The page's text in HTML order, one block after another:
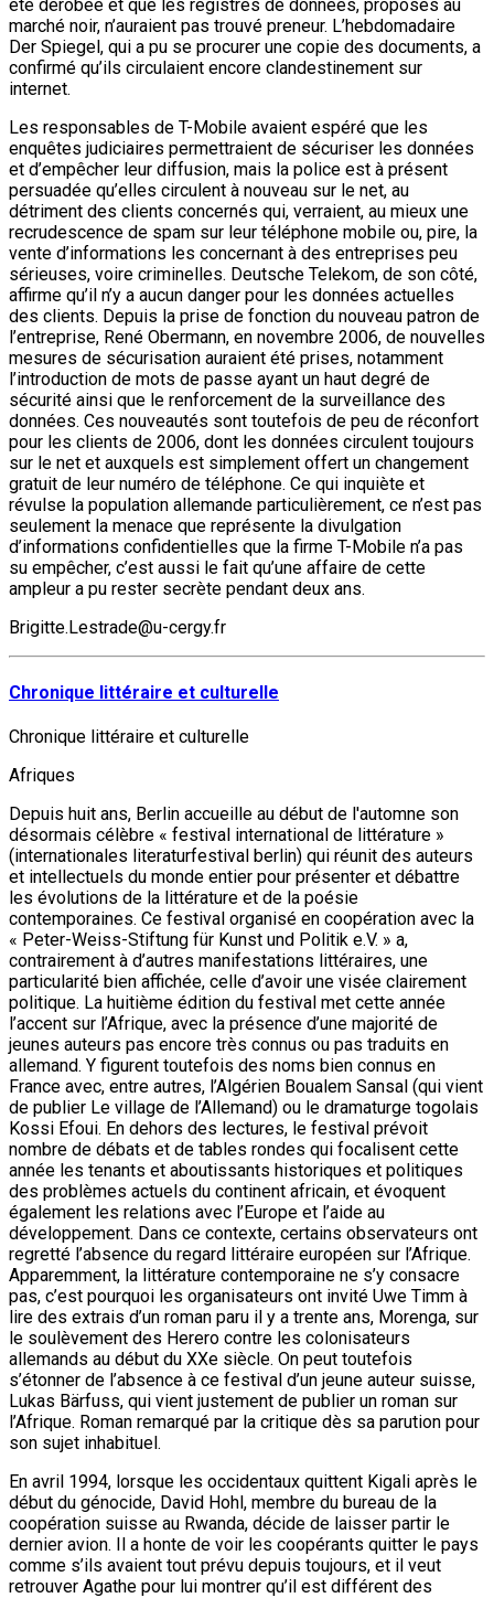
été dérobée et que les registres de données, proposés au
marché noir, n’auraient pas trouvé preneur. L’hebdomadaire
Der Spiegel, qui a pu se procurer une copie des documents, a
confirmé qu’ils circulaient encore clandestinement sur
internet.
Les responsables de T-Mobile avaient espéré que les
enquêtes judiciaires permettraient de sécuriser les données
et d’empêcher leur diffusion, mais la police est à présent
persuadée qu’elles circulent à nouveau sur le net, au
détriment des clients concernés qui, verraient, au mieux une
recrudescence de spam sur leur téléphone mobile ou, pire, la
vente d’informations les concernant à des entreprises peu
sérieuses, voire criminelles. Deutsche Telekom, de son côté,
affirme qu’il n’y a aucun danger pour les données actuelles
des clients. Depuis la prise de fonction du nouveau patron de
l’entreprise, René Obermann, en novembre 2006, de nouvelles
mesures de sécurisation auraient été prises, notamment
l’introduction de mots de passe ayant un haut degré de
sécurité ainsi que le renforcement de la surveillance des
données. Ces nouveautés sont toutefois de peu de réconfort
pour les clients de 2006, dont les données circulent toujours
sur le net et auxquels est simplement offert un changement
gratuit de leur numéro de téléphone. Ce qui inquiète et
révulse la population allemande particulièrement, ce n’est pas
seulement la menace que représente la divulgation
d’informations confidentielles que la firme T-Mobile n’a pas
su empêcher, c’est aussi le fait qu’une affaire de cette
ampleur a pu rester secrète pendant deux ans.
Brigitte.Lestrade@u-cergy.fr
Chronique littéraire et culturelle
Chronique littéraire et culturelle
Afriques
Depuis huit ans, Berlin accueille au début de l'automne son
désormais célèbre « festival international de littérature »
(internationales literaturfestival berlin) qui réunit des auteurs
et intellectuels du monde entier pour présenter et débattre
les évolutions de la littérature et de la poésie
contemporaines. Ce festival organisé en coopération avec la
« Peter-Weiss-Stiftung für Kunst und Politik e.V. » a,
contrairement à d’autres manifestations littéraires, une
particularité bien affichée, celle d’avoir une visée clairement
politique. La huitième édition du festival met cette année
l’accent sur l’Afrique, avec la présence d’une majorité de
jeunes auteurs pas encore très connus ou pas traduits en
allemand. Y figurent toutefois des noms bien connus en
France avec, entre autres, l’Algérien Boualem Sansal (qui vient
de publier Le village de l’Allemand) ou le dramaturge togolais
Kossi Efoui. En dehors des lectures, le festival prévoit
nombre de débats et de tables rondes qui focalisent cette
année les tenants et aboutissants historiques et politiques
des problèmes actuels du continent africain, et évoquent
également les relations avec l’Europe et l’aide au
développement. Dans ce contexte, certains observateurs ont
regretté l’absence du regard littéraire européen sur l’Afrique.
Apparemment, la littérature contemporaine ne s’y consacre
pas, c’est pourquoi les organisateurs ont invité Uwe Timm à
lire des extrais d’un roman paru il y a trente ans, Morenga, sur
le soulèvement des Herero contre les colonisateurs
allemands au début du XXe siècle. On peut toutefois
s’étonner de l’absence à ce festival d’un jeune auteur suisse,
Lukas Bärfuss, qui vient justement de publier un roman sur
l’Afrique. Roman remarqué par la critique dès sa parution pour
son sujet inhabituel.
En avril 1994, lorsque les occidentaux quittent Kigali après le
début du génocide, David Hohl, membre du bureau de la
coopération suisse au Rwanda, décide de laisser partir le
dernier avion. Il a honte de voir les coopérants quitter le pays
comme s’ils avaient tout prévu depuis toujours, et il veut
retrouver Agathe pour lui montrer qu’il est différent des